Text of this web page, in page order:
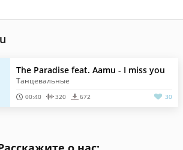
The Paradise feat. Aamu - I miss you
Танцевальные
00:40 320 672 30